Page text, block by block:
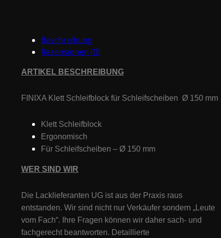
Beschreibung
Rezensionen (0)
ARTIKEL BESCHREIBUNG
FINIXA Klett Schleifblock für Schleifscheiben Ø 150 mm
Klett Schleifblock
Ergonomisch
Für Schleifscheiben – Ø 150 mm
WER SIND WIR
Die Lacklieferanten UG ist aus der Praxis raus
entstanden. Wir sind nicht nur Verkäufer sondern „Leute
vom Fach“. Ihre Fragen können wir daher sach- und
fachgerecht beantworten. Detaillierte